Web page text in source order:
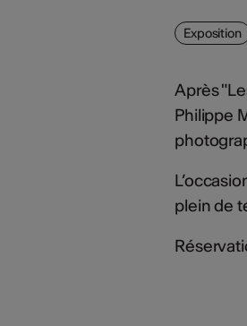
Exposition
Après
Philippe
plein de